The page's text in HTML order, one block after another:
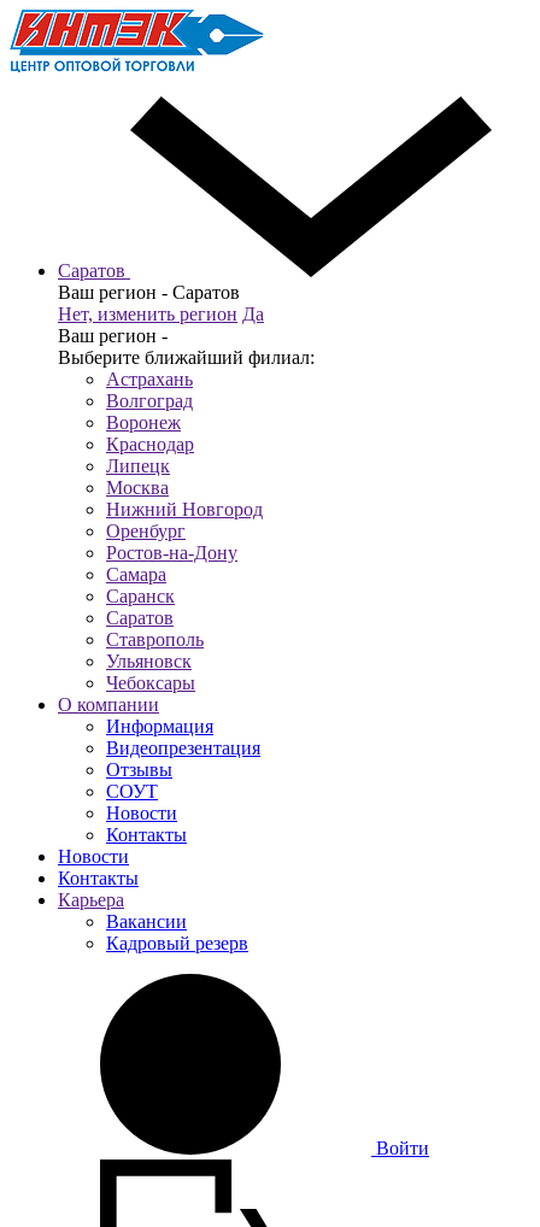
Саратов
Ваш регион - Саратов
Нет, изменить регион Да
Ваш регион -
Выберите ближайший филиал:
Астрахань
Волгоград
Воронеж
Краснодар
Липецк
Москва
Нижний Новгород
Оренбург
Ростов-на-Дону
Самара
Саранск
Саратов
Ставрополь
Ульяновск
Чебоксары
О компании
Информация
Видеопрезентация
Отзывы
СОУТ
Новости
Контакты
Новости
Контакты
Карьера
Вакансии
Кадровый резерв
Войти